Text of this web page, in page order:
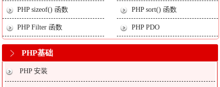
PHP sizeof() 函数 PHP sort() 函数
PHP Filter 函数 PHP PDO
PHP基础
PHP 安装